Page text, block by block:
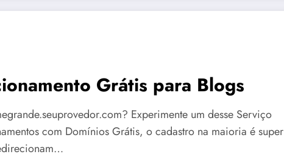
Grátis para Blogs
Experimente um desse Serviço
com Domínios Grátis, o cadastro na maioria é super